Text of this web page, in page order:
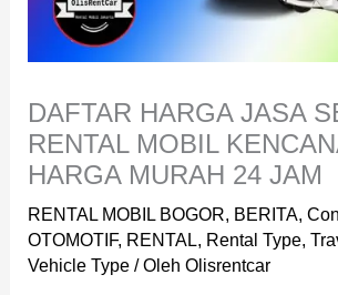
DAFTAR HARGA JASA
RENTAL MOBIL
HARGA MURAH 24 JAM
RENTAL MOBIL BOGOR, BERITA,
OTOMOTIF, RENTAL, Rental Type,
Vehicle Type/ Oleh Olisrentcar